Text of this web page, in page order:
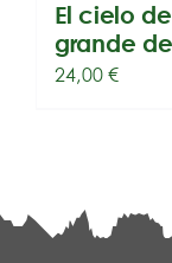
El cielo
grande
24,00€